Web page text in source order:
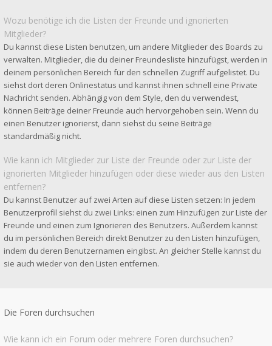
Wozu benötige ich die Listen der Freunde und ignorierten
Mitglieder?
Du kannst diese Listen benutzen, um andere Mitglieder des Boards zu
verwalten. Mitglieder, die du deiner Freundesliste hinzufügst, werden in
deinem persönlichen Bereich für den schnellen Zugriff aufgelistet. Du
siehst dort deren Onlinestatus und kannst ihnen schnell eine Private
Nachricht senden. Abhängig von dem Style, den du verwendest,
können Beiträge deiner Freunde auch hervorgehoben sein. Wenn du
einen Benutzer ignorierst, dann siehst du seine Beiträge
standardmäßig nicht.
Wie kann ich Mitglieder zur Liste der Freunde oder zur Liste der
ignorierten Mitglieder hinzufügen oder diese wieder aus den Listen
entfernen?
Du kannst Benutzer auf zwei Arten auf diese Listen setzen: In jedem
Benutzerprofil siehst du zwei Links: einen zum Hinzufügen zur Liste der
Freunde und einen zum Ignorieren des Benutzers. Außerdem kannst
du im persönlichen Bereich direkt Benutzer zu den Listen hinzufügen,
indem du deren Benutzernamen eingibst. An gleicher Stelle kannst du
sie auch wieder von den Listen entfernen.
Die Foren durchsuchen
Wie kann ich ein Forum oder mehrere Foren durchsuchen?